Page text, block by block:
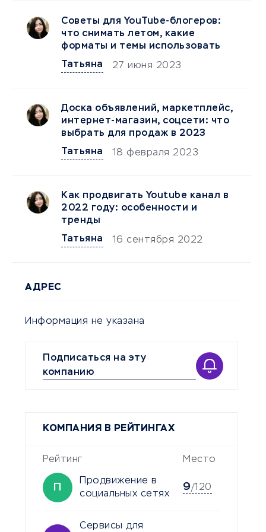
Советы для YouTube-блогеров:
что снимать летом, какие
форматы и темы использовать
Татьяна
27 июня 2023
Доска объявлений, маркетплейс,
интернет-магазин, соцсети: что
выбрать для продаж в 2023
Татьяна
18 февраля 2023
Как продвигать Youtubе канал в
2022 году: особенности и
тренды
Татьяна
16 сентября 2022
АДРЕС
Информация не указана
Подписаться на эту
компанию
КОМПАНИЯ В РЕЙТИНГАХ
Рейтинг Место
Продвижение в
социальных сетях
9/120
Сервисы для